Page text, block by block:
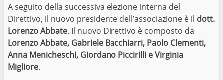
A seguito della successiva elezione interna del
Direttivo, il nuovo presidente dell’associazione è il dott.
Lorenzo Abbate. Il nuovo Direttivo è composto da
Lorenzo Abbate, Gabriele Bacchiarri, Paolo Clementi,
Anna Menicheschi, Giordano Piccirilli e Virginia
Migliore.